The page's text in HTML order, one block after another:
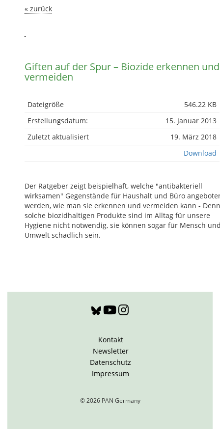
« zurück
Giften auf der Spur – Biozide erkennen und
vermeiden
Dateigröße
546.22 KB
Erstellungsdatum:
15. Januar 2013
Zuletzt aktualisiert
19. März 2018
Download
Der Ratgeber zeigt beispielhaft, welche "antibakteriell
wirksamen" Gegenstände für Haushalt und Büro
werden, wie man sie erkennen und vermeiden kann - Denn
solche biozidhaltigen Produkte sind im Alltag für unsere
Hygiene nicht notwendig, sie können sogar für Mensch
Umwelt schädlich sein.
Kontakt
Newsletter
Datenschutz
Impressum
© 2026 PAN Germany